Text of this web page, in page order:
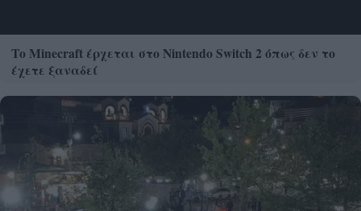
Το Minecraft έρχεται στο Nintendo Switch 2 όπως δεν το
έχετε ξαναδεί